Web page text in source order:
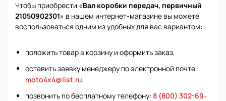
Чтобы приобрести «Вал коробки передач, первичный
21050902301» в нашем интернет-магазине вы можете
воспользоваться одним из удобных для вас вариантом:
положить товар в корзину и оформить заказ,
оставить заявку менеджеру по электронной почте
moto4x4@list.ru,
позвонить по бесплатному телефону: 8 (800) 302-69-